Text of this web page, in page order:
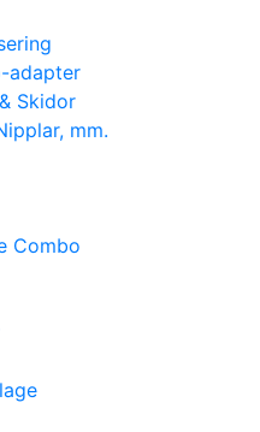
adapter
Skidor
mm.
Combo